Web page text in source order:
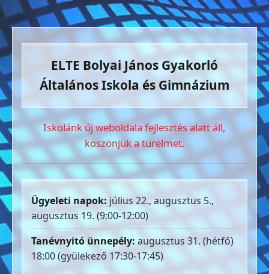
ELTE Bolyai János Gyakorló
Általános Iskola és Gimnázium
Iskolánk új weboldala fejlesztés alatt áll,
köszönjük a türelmet.
Ügyeleti napok: július 22., augusztus 5.,
augusztus 19. (9:00-12:00)
Tanévnyitó ünnepély: augusztus 31. (hétfő)
18:00 (gyülekező 17:30-17:45)